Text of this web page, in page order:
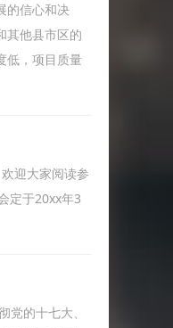
的信心和决
其他县市区的
低，项目质量
迎大家阅读参
定于20xx年3
的十七大、